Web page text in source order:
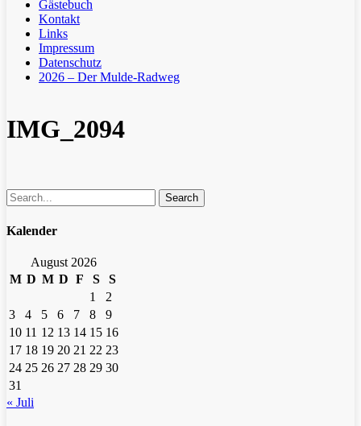
Gästebuch
Kontakt
Links
Impressum
Datenschutz
2026 – Der Mulde-Radweg
IMG_2094
Search
Kalender
August 2026
M D M D F S
S
1
2
3
4 5 6 7 8
9
10 11 12 13 14 15 16
17 18 19 20 21 22 23
24 25 26 27 28 29 30
31
« Juli